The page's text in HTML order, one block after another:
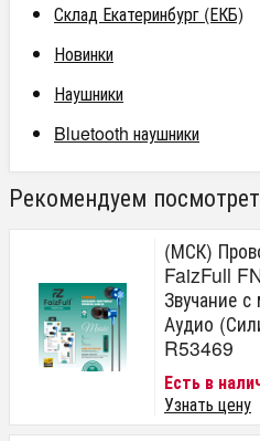
Склад Екатеринбург (ЕКБ)
Новинки
Наушники
Bluetooth наушники
Рекомендуем
(МСК)
FaizFull
Звучание
Аудио
R53469
Есть в
Узнать цену